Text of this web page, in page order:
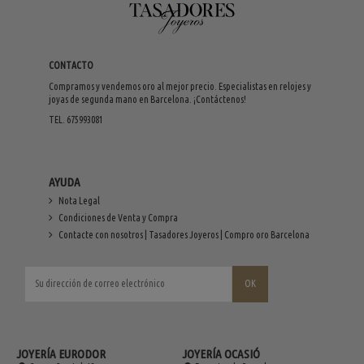
CONTACTO
Compramos y vendemos oro al mejor precio. Especialistas en relojes y
joyas de segunda mano en Barcelona. ¡Contáctenos!
TEL. 675993081
AYUDA
Nota Legal
Condiciones de Venta y Compra
Contacte con nosotros | Tasadores Joyeros | Compro oro Barcelona
JOYERÍA EURODOR JOYERÍA OCASIÓ